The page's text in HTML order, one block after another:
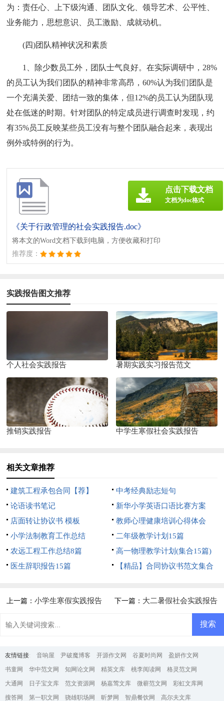
为：责任心、上下级沟通、团队文化、领导艺术、公平性、
业务能力，思想意识、员工激励、成就动机。
(四)团队精神状况和素质
1、除少数员工外，团队士气良好。在实际调研中，28%
的员工认为我们团队的精神非常高昂，60%认为我们团队是
一个充满关爱、团结一致的集体，但12%的员工认为团队现
处在低迷的时期。针对团队的特定成员进行调查时发现，约
有35%员工反映某些员工没有与整个团队融合起来，表现出
例外或特例的行为。
《关于行政管理的社会实践报告.doc》
将本文的Word文档下载到电脑，方便收藏和打印
推荐度：
点击下载文档
文档为doc格式
实践报告图文推荐
个人社会实践报告 暑期实践实习报告范文
推销实践报告 中学生寒假社会实践报告
相关文章推荐
建筑工程承包合同【荐】
中考经典励志短句
论语读书笔记
新华小学英语口语比赛方案
店面转让协议书 模板
教师心理健康培训心得体会
小学法制教育工作总结
二年级教学计划15篇
农远工程工作总结8篇
高一物理教学计划(集合15篇)
医生辞职报告15篇
【精品】合同协议书范文集合
上一篇：小学生寒假实践报告 下一篇： 大二暑假社会实践报告
友情链接: 音响屋 尹破魔博客 开源作文网 谷夏时尚网
盈妍作文网
书童网
华中范文网 知网论文网 精英文库 桃李阅读网
格灵范文网
大通网
日子宝文库 范文资源网 杨嘉莺文库 微蕲范文网
彩虹文库网
搜答网
第一职文网 骁雄职场网 昕梦网 智鼎餐饮网 高尔夫文库